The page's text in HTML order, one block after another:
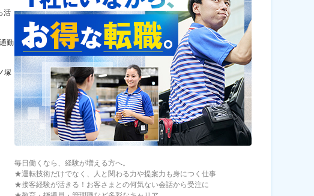
活
勤
塚
毎日働くなら、経験が増える方へ。
★運転技術だけでなく、人と関わる力や提案力も身につく仕事
★接客経験が活きる！お客さまとの何気ない会話から受注に